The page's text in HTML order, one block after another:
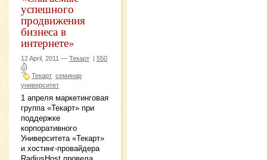
успешного
продвижения
бизнеса в
интернете»
12 April, 2011 — Текарт | 550
Текарт семинар
университет
1 апреля маркетинговая
группа «Текарт» при
поддержке
корпоративного
Университета «Текарт»
и хостинг-провайдера